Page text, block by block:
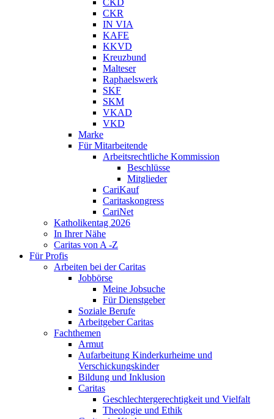
CKD
CKR
IN VIA
KAFE
KKVD
Kreuzbund
Malteser
Raphaelswerk
SKF
SKM
VKAD
VKD
Marke
Für Mitarbeitende
Arbeitsrechtliche Kommission
Beschlüsse
Mitglieder
CariKauf
Caritaskongress
CariNet
Katholikentag 2026
In Ihrer Nähe
Caritas von A -Z
Für Profis
Arbeiten bei der Caritas
Jobbörse
Meine Jobsuche
Für Dienstgeber
Soziale Berufe
Arbeitgeber Caritas
Fachthemen
Armut
Aufarbeitung Kinderkurheime und
Verschickungskinder
Bildung und Inklusion
Caritas
Geschlechtergerechtigkeit und Vielfalt
Theologie und Ethik